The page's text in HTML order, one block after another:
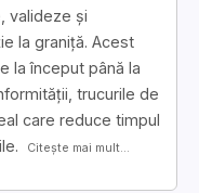
valideze și
la graniță. Acest
la început până la
trucurile de
care reduce timpul
Citește mai mult...